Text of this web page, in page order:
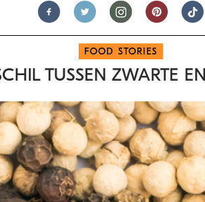
FOOD STORIES
TUSSEN ZWARTE